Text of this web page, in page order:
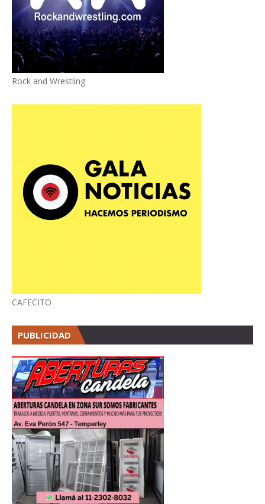
Rock and Wrestling
CAFECITO
PUBLICIDAD